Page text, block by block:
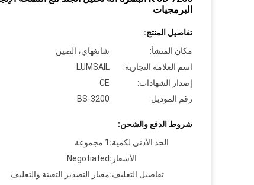
البرمجيات
تفاصيل المنتج:
مكان المنشأ:
شانغهاي، الصين
اسم العلامة التجارية:
LUMSAIL
إصدار الشهادات:
CE
رقم الموديل:
BS-3200
شروط الدفع والشحن:
الحد الأدنى لكمية: 1 مجموعة
الأسعار:Negotiated
تفاصيل التغليف:معيار التصدير التعبئة والتغليف